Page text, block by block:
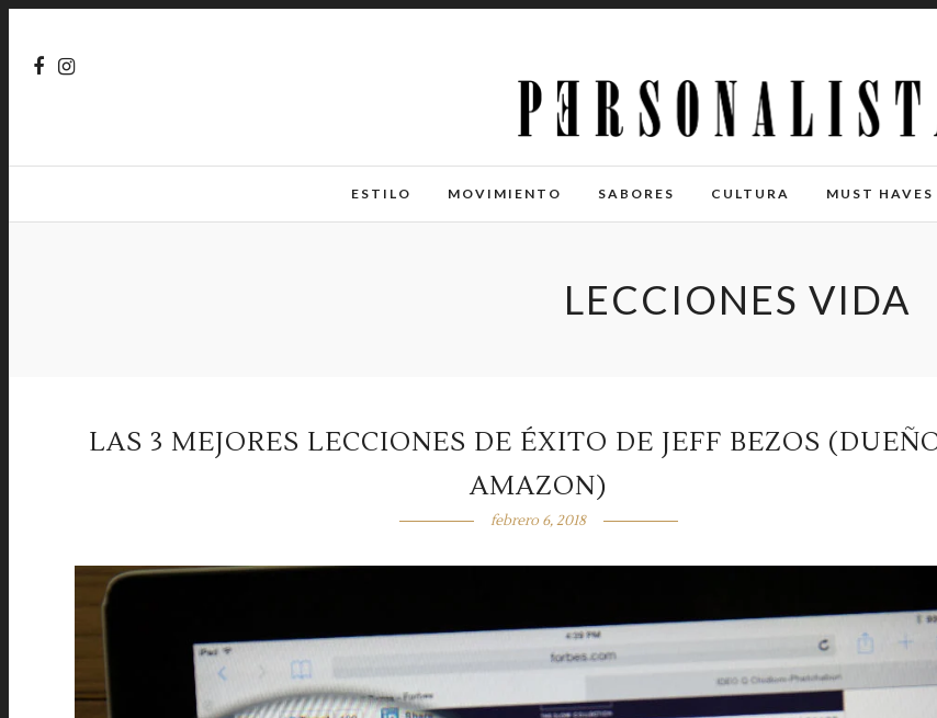
ESTILO MOVIMIENTO SABORES CULTURA MUST HAVES
LECCIONES VIDA
LAS 3 MEJORES LECCIONES DE ÉXITO DE JEFF BEZOS
AMAZON)
febrero 6, 2018